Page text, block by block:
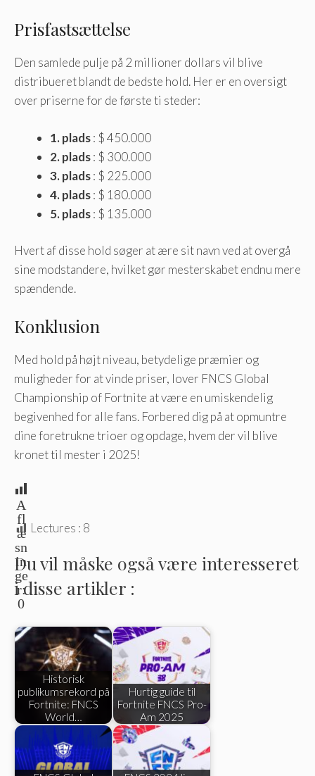
Prisfastsættelse
Den samlede pulje på 2 millioner dollars vil blive
distribueret blandt de bedste hold. Her er en oversigt
over priserne for de første ti steder:
1. plads: $ 450.000
2. plads: $ 300.000
3. plads: $ 225.000
4. plads: $ 180.000
5. plads: $ 135.000
Hvert af disse hold søger at ære sit navn ved at overgå
sine modstandere, hvilket gør mesterskabet endnu mere
spændende.
Konklusion
Med hold på højt niveau, betydelige præmier og
muligheder for at vinde priser, lover FNCS Global
Championship of Fortnite at være en umiskendelig
begivenhed for alle fans. Forbered dig på at opmuntre
dine foretrukne trioer og opdage, hvem der vil blive
kronet til mester i 2025!
A
fl
æ
sn
in
ge
r:
0
Lectures : 8
Du vil måske også være interesseret
i disse artikler :
Historisk
publikumsrekord på
Fortnite: FNCS
World…
Hurtig guide til
Fortnite FNCS Pro-
Am 2025